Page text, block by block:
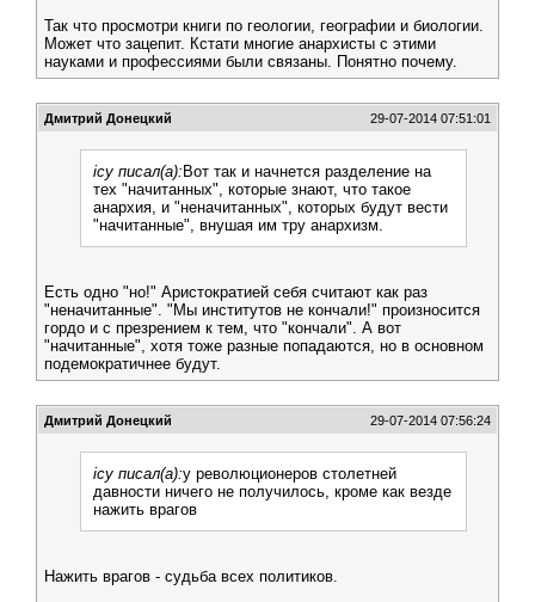
Так что просмотри книги по геологии, географии и биологии.
Может что зацепит. Кстати многие анархисты с этими
науками и профессиями были связаны. Понятно почему.
Дмитрий Донецкий 29-07-2014 07:51:01
icy писал(а): Вот так и начнется разделение на
тех "начитанных", которые знают, что такое
анархия, и "неначитанных", которых будут вести
"начитанные", внушая им тру анархизм.
Есть одно "но!" Аристократией себя считают как раз
"неначитанные". "Мы институтов не кончали!" произносится
гордо и с презрением к тем, что "кончали". А вот
"начитанные", хотя тоже разные попадаются, но в основном
подемократичнее будут.
Дмитрий Донецкий 29-07-2014 07:56:24
icy писал(а):у революционеров столетней
давности ничего не получилось, кроме как везде
нажить врагов
Нажить врагов - судьба всех политиков.